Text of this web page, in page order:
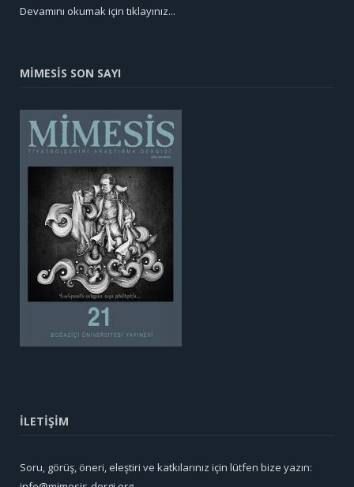
Devamını okumak için tıklayınız...
MİMESİS SON SAYI
İLETİŞİM
Soru, görüş, öneri, eleştiri ve katkılarınız için lütfen bize yazın: